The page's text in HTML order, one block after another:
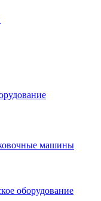
машины
оборудование